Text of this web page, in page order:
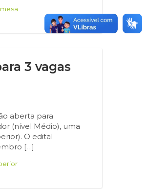
3 vagas
aberta para
(nível Médio), uma
O edital
[…]